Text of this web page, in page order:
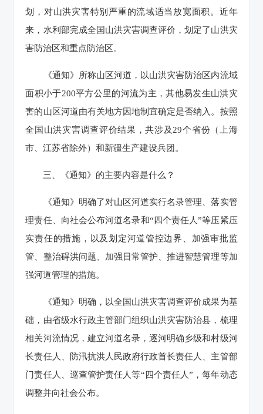
划，对山洪灾害特别严重的流域适当放宽面积。近年
来，水利部完成全国山洪灾害调查评价，划定了山洪灾
害防治区和重点防治区。
《通知》所称山区河道，以山洪灾害防治区内流域
面积小于200平方公里的河流为主，其他易发生山洪灾
害的山区河道由有关地方因地制宜确定是否纳入。按照
全国山洪灾害调查评价结果，共涉及29个省份（上海
市、江苏省除外）和新疆生产建设兵团。
三、《通知》的主要内容是什么？
《通知》明确了对山区河道实行名录管理、落实管
理责任、向社会公布河道名录和“四个责任人”等压紧压
实责任的措施，以及划定河道管控边界、加强审批监
管、整治碍洪问题、加强日常管护、推进智慧管理等加
强河道管理的措施。
《通知》明确，以全国山洪灾害调查评价成果为基
础，由省级水行政主管部门组织山洪灾害防治县，梳理
相关河流情况，建立河道名录，逐河明确乡级和村级河
长责任人、防汛抗洪人民政府行政首长责任人、主管部
门责任人、巡查管护责任人等“四个责任人”，每年动态
调整并向社会公布。